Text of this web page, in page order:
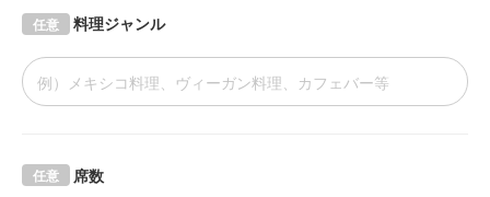
料理ジャンル
任意
席数
任意